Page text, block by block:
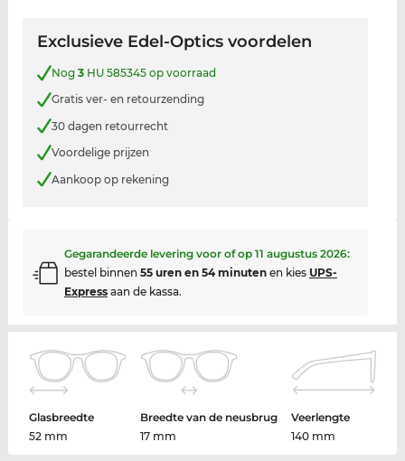
Exclusieve Edel-Optics voordelen
Nog 3HU 585345 op voorraad
Gratis ver- en retourzending
30 dagen retourrecht
Voordelige prijzen
Aankoop op rekening
Gegarandeerde levering voor of op 11 augustus 2026:
bestel binnen 55 uren en 54 minutenen kies UPS-
Expressaan de kassa.
Glasbreedte
52 mm
Breedte van de neusbrug
17 mm
Veerlengte
140 mm